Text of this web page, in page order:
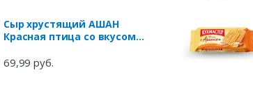
Сыр хрустящий АШАН
Красная птица со вкусом
69,99 руб.